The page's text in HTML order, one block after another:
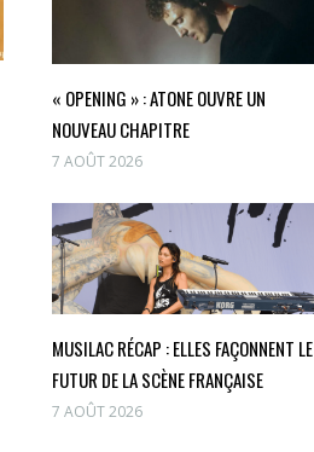
« OPENING » : ATONE OUVRE UN
NOUVEAU CHAPITRE
7 AOÛT 2026
MUSILAC RÉCAP : ELLES FAÇONNENT LE
FUTUR DE LA SCÈNE FRANÇAISE
7 AOÛT 2026